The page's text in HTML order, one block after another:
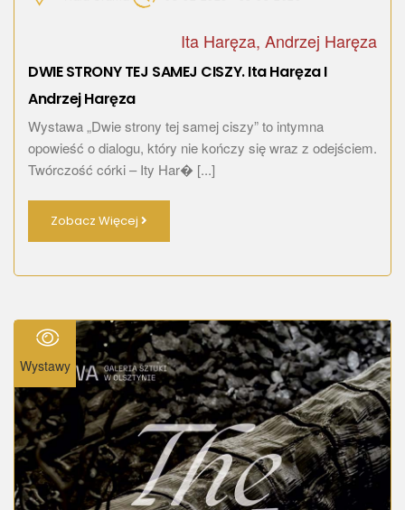
Ita Haręza, Andrzej Haręza
DWIE STRONY TEJ SAMEJ CISZY. Ita Haręza I
Andrzej Haręza
Wystawa „Dwie strony tej samej ciszy” to intymna
opowieść o dialogu, który nie kończy się wraz z odejściem.
Twórczość córki – Ity Har� [...]
Zobacz Więcej
Wystawy